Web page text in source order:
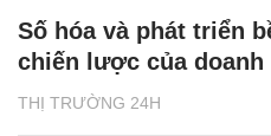
THỊ TRƯỜNG 24H
Số hóa và phát triển
chiến lược của doanh